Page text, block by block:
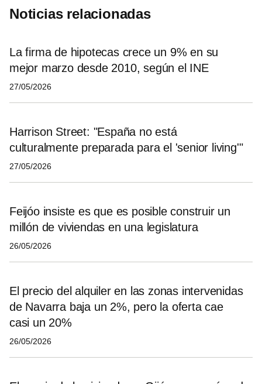
Noticias relacionadas
La firma de hipotecas crece un 9% en su
mejor marzo desde 2010, según el INE
27/05/2026
Harrison Street: "España no está
culturalmente preparada para el 'senior living'"
27/05/2026
Feijóo insiste es que es posible construir un
millón de viviendas en una legislatura
26/05/2026
El precio del alquiler en las zonas intervenidas
de Navarra baja un 2%, pero la oferta cae
casi un 20%
26/05/2026